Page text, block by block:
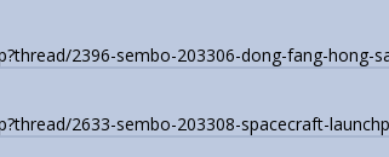
2396-sembo-203306-dong-fang-hong-
2633-sembo-203308-spacecraft-